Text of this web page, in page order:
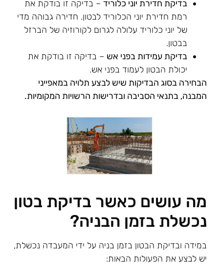
בדיקת חדירת יוני כלוריד – בדיקה זו בודקת את
רמת חדירת יוני הכלוריד לבטון. חדירה גבוהה מדי
של יוני כלוריד עלולה לגרום לקורוזיה של הברזל
בבטון.
בדיקת עמידות בפני אש – בדיקה זו בודקת את
יכולת הבטון לעמוד בפני אש.
הבחירה בסוג הבדיקות שיש לבצע תלויה במאפייני
המבנה, בתנאי הסביבה ובדרישות הרשויות המקומיות.
מה עושים כאשר בדיקת בטון
נכשלת בזמן הבניה?
במידה ובדיקת הבטון בזמן בניה על ידי המעבדה נכשלת,
יש לבצע את הפעולות הבאות: